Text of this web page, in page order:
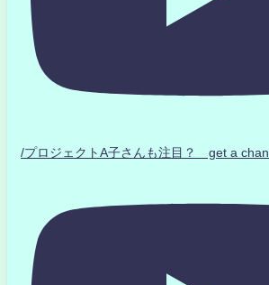
/プロジェクトA子さんも注目？ get a